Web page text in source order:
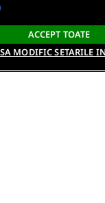
ACCEPT TOATE
MODIFIC SETARILE